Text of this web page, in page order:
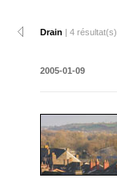
Drain | 4 résultat(s)
2005-01-09